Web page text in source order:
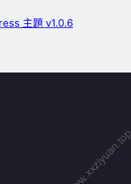
主題 v1.0.6